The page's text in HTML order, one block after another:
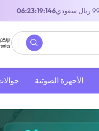
05:23:19:146
الأجهزة الصوتية